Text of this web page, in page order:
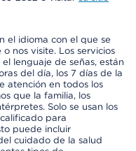
el idioma con el que se
nos visite. Los servicios
lenguaje de señas, están
del día, los 7 días de la
atención en todos los
que la familia, los
Solo se usan los
para
puede incluir
cuidado de la salud